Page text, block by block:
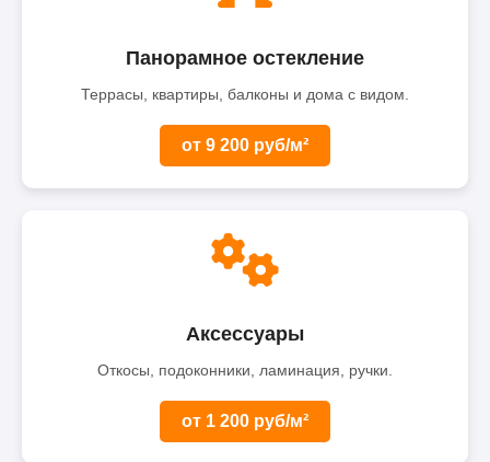
Панорамное остекление
Террасы, квартиры, балконы и дома с видом.
от 9 200 руб/м²
Аксессуары
Откосы, подоконники, ламинация, ручки.
от 1 200 руб/м²